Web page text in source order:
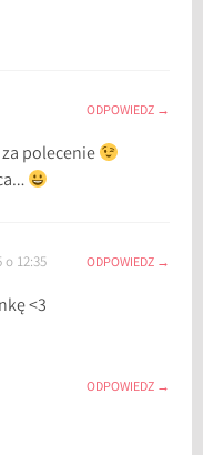
ODPOWIEDZ
polecenie
o 12:35 ODPOWIEDZ
<3
ODPOWIEDZ